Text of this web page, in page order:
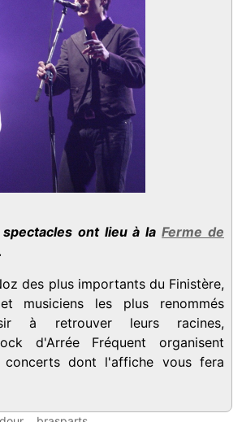
spectacles ont lieu à laFerme de
des plus importants du Finistère,
musiciens les plus renommés
à retrouver leurs racines,
d'Arrée Fréquent organisent
concerts dont l'affiche vous fera